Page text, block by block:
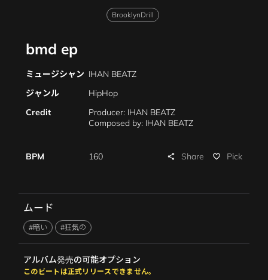
BrooklynDrill
bmd ep
ミュージシャン IHAN BEATZ
ジャンル
HipHop
Credit
Producer: IHAN BEATZ
Composed by: IHAN BEATZ
BPM 160 share Share favorite_border Pick
ムード
#暗い #狂気の
アルバム発売の可能オプション
このビートは正式リリースできません。